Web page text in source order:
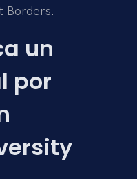
Borders.
un
por